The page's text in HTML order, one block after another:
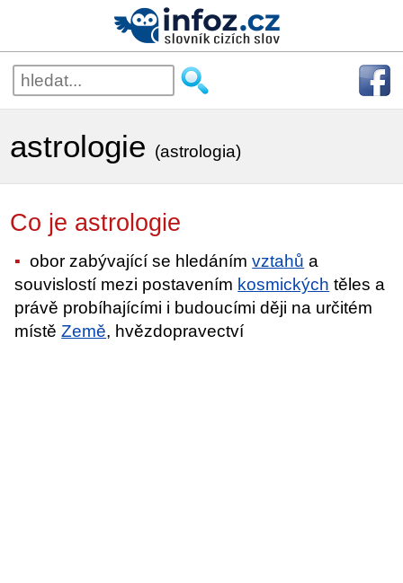
astrologie (astrologia)
Co je astrologie
obor zabývající se hledánímvztahů a
souvislostí mezi postavením kosmických těles a
právě probíhajícími i budoucími ději na určitém
místěZemě, hvězdopravectví